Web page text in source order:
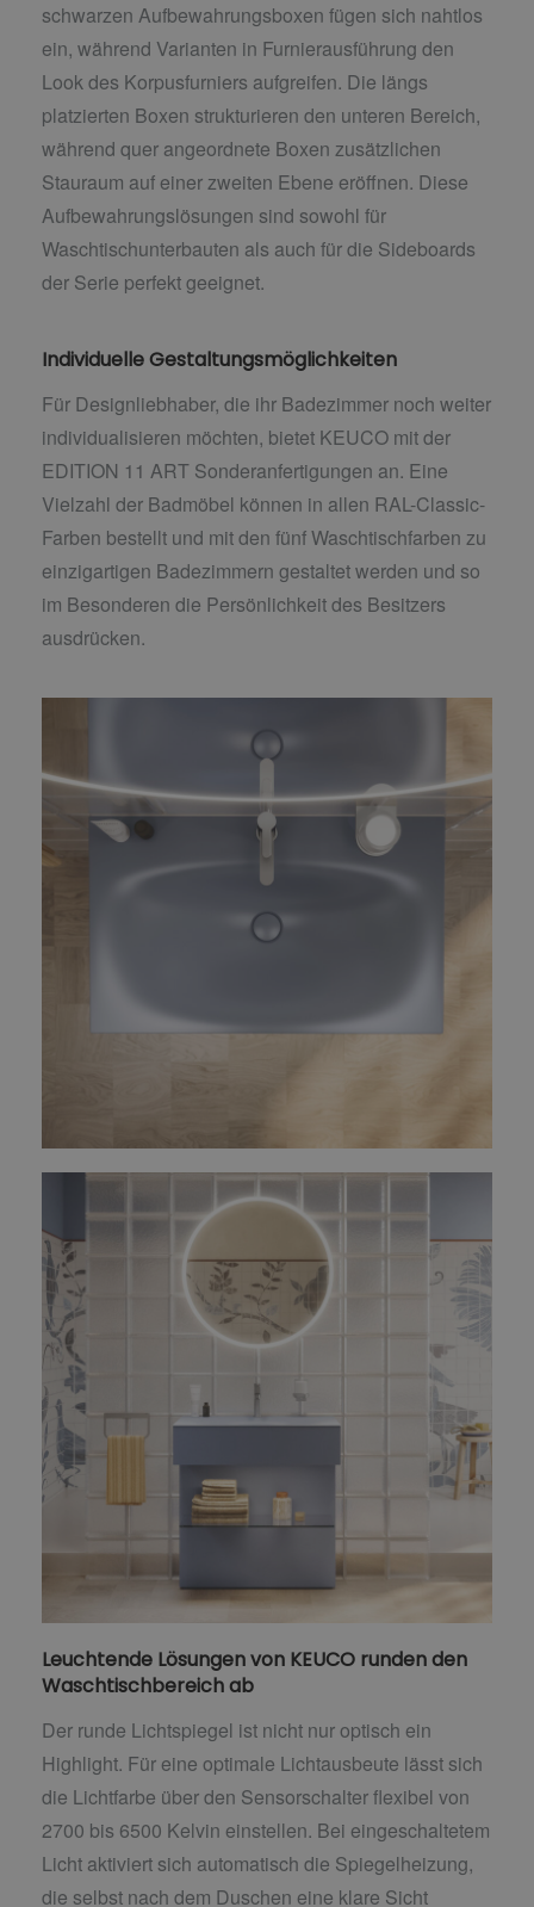
schwarzen Aufbewahrungsboxen fügen sich nahtlos
ein, während Varianten in Furnierausführung den
Look des Korpusfurniers aufgreifen. Die längs
platzierten Boxen strukturieren den unteren Bereich,
während quer angeordnete Boxen zusätzlichen
Stauraum auf einer zweiten Ebene eröffnen. Diese
Aufbewahrungslösungen sind sowohl für
Waschtischunterbauten als auch für die Sideboards
der Serie perfekt geeignet.
Individuelle Gestaltungsmöglichkeiten
Für Designliebhaber, die ihr Badezimmer noch weiter
individualisieren möchten, bietet KEUCO mit der
EDITION 11 ART Sonderanfertigungen an. Eine
Vielzahl der Badmöbel können in allen RAL-Classic-
Farben bestellt und mit den fünf Waschtischfarben zu
einzigartigen Badezimmern gestaltet werden und so
im Besonderen die Persönlichkeit des Besitzers
ausdrücken.
Leuchtende Lösungen von KEUCO runden den
Waschtischbereich ab
Der runde Lichtspiegel ist nicht nur optisch ein
Highlight. Für eine optimale Lichtausbeute lässt sich
die Lichtfarbe über den Sensorschalter flexibel von
2700 bis 6500 Kelvin einstellen. Bei eingeschaltetem
Licht aktiviert sich automatisch die Spiegelheizung,
die selbst nach dem Duschen eine klare Sicht